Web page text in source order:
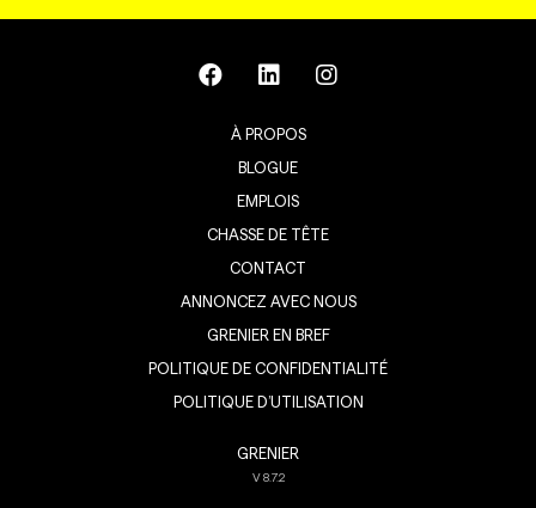
À PROPOS
BLOGUE
EMPLOIS
CHASSE DE TÊTE
CONTACT
ANNONCEZ AVEC NOUS
GRENIER EN BREF
POLITIQUE DE CONFIDENTIALITÉ
POLITIQUE D’UTILISATION
GRENIER
V8.7.2